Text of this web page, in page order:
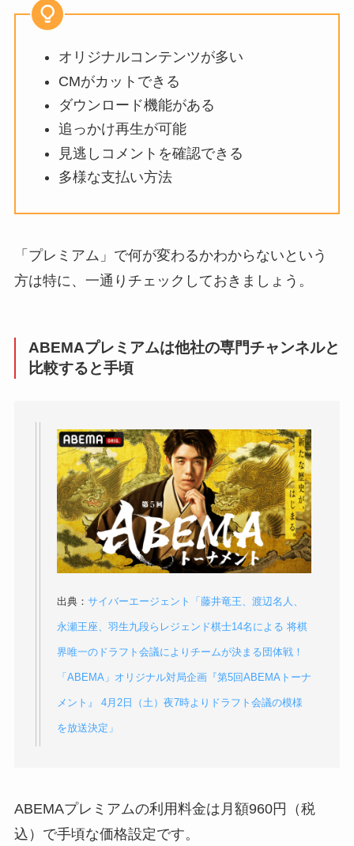
オリジナルコンテンツが多い
CMがカットできる
ダウンロード機能がある
追っかけ再生が可能
見逃しコメントを確認できる
多様な支払い方法
「プレミアム」で何が変わるかわからないという
方は特に、一通りチェックしておきましょう。
ABEMAプレミアムは他社の専門チャンネルと
比較すると手頃
出典： サイバーエージェント「藤井竜王、渡辺名人、
永瀬王座、羽生九段らレジェンド棋士14名による 将棋
界唯一のドラフト会議によりチームが決まる団体戦！
「ABEMA」オリジナル対局企画『第5回ABEMAトーナ
メント』 4月2日（土）夜7時よりドラフト会議の模様
を放送決定」
ABEMAプレミアムの利用料金は月額960円（税
込）で手頃な価格設定です。